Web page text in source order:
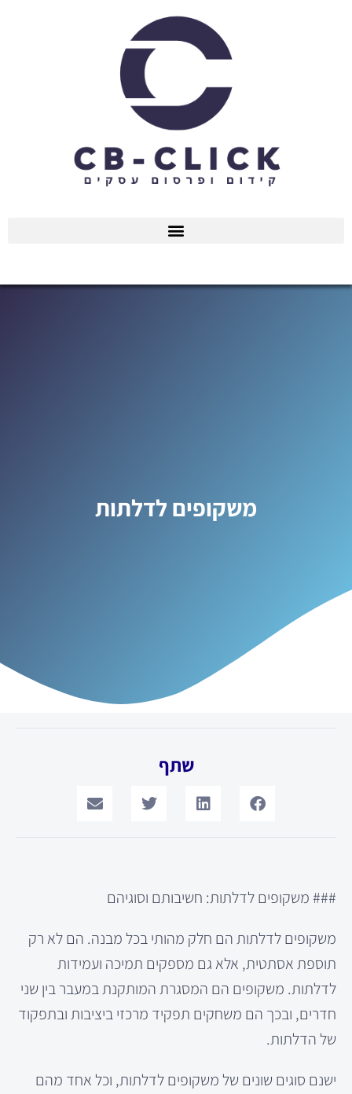
משקופים לדלתות
שתף
### משקופים לדלתות: חשיבותם וסוגיהם
משקופים לדלתות הם חלק מהותי בכל מבנה. הם לא רק
תוספת אסתטית, אלא גם מספקים תמיכה ועמידות
לדלתות. משקופים הם המסגרת המותקנת במעבר בין שני
חדרים, ובכך הם משחקים תפקיד מרכזי ביציבות ובתפקוד
של הדלתות.
ישנם סוגים שונים של משקופים לדלתות, וכל אחד מהם